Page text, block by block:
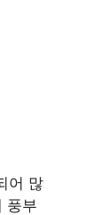
어 많
풍부